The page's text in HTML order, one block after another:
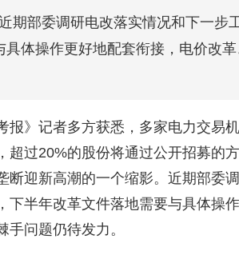
期部委调研电改落实情况和下一步
具体操作更好地配套衔接，电价改
报》记者多方获悉，多家电力交易
超过20%的股份将通过公开招募的
断迎新高潮的一个缩影。近期部委
下半年改革文件落地需要与具体操
手问题仍待发力。